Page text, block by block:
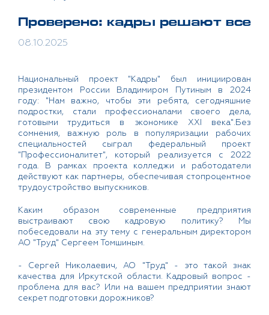
Проверено: кадры решают все
08.10.2025
Национальный проект "Кадры" был инициирован
президентом России Владимиром Путиным в 2024
году: "Нам важно, чтобы эти ребята, сегодняшние
подростки, стали профессионалами своего дела,
готовыми трудиться в экономике XXI века".Без
сомнения, важную роль в популяризации рабочих
специальностей сыграл федеральный проект
"Профессионалитет", который реализуется с 2022
года. В рамках проекта колледжи и работодатели
действуют как партнеры, обеспечивая стопроцентное
трудоустройство выпускников.
Каким образом современные предприятия
выстраивают свою кадровую политику? Мы
побеседовали на эту тему с генеральным директором
АО "Труд" Сергеем Томшиным.
- Сергей Николаевич, АО "Труд" - это такой знак
качества для Иркутской области. Кадровый вопрос -
проблема для вас? Или на вашем предприятии знают
секрет подготовки дорожников?